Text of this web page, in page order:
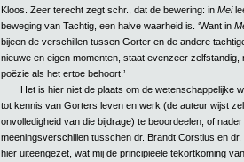
Kloos. Zeer terecht zegt schr., dat de bewering: in Mei
beweging van Tachtig, een halve waarheid is. ‘Want in
bijeen de verschillen tussen Gorter en de andere
nieuwe en eigen momenten, staat evenzeer zelfstandig,
poëzie als het ertoe behoort.’
Het is hier niet de plaats om de wetenschappelijke
tot kennis van Gorters leven en werk (de auteur wijst
onvolledigheid van die bijdrage) te beoordeelen, of
meeningsverschillen tusschen dr. Brandt Corstius en
hier uiteengezet, wat mij de principieele tekortkoming